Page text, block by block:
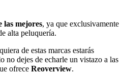
las mejores, ya que exclusivamente
alta peluquería.
de estas marcas estarás
no dejes de echarle un vistazo a las
ofrece Reoverview.